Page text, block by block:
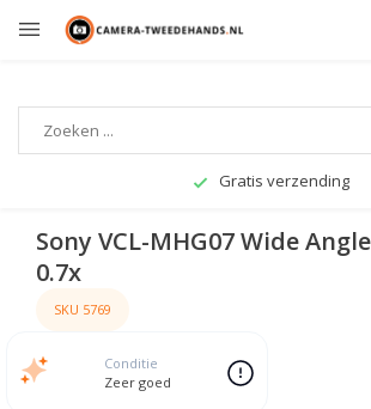
Gratis verzending
Sony VCL-MHG07 Wide
0.7x
SKU 5769
Conditie
Zeer goed